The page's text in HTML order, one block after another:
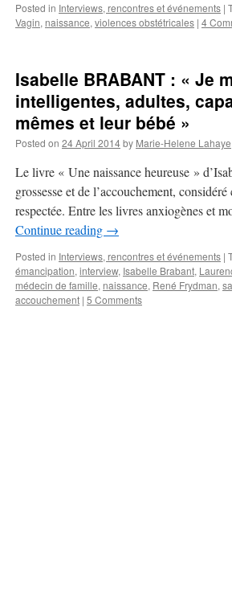
Posted in Interviews, rencontres et événements |
Vagin, naissance, violences obstétricales | 4
Isabelle BRABANT : « Je
intelligentes, adultes,
mêmes et leur bébé »
Posted on 24 April 2014by Marie-Helene Lahaye
Le livre « Une naissance heureuse »
grossesse et de l’accouchement,
respectée. Entre les livres anxiogènes et
Continue reading →
Posted in Interviews, rencontres et événements |
émancipation, interview, Isabelle Brabant,
médecin de famille, naissance, René Frydman,
accouchement | 5 Comments